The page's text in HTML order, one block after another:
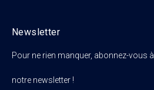
Pour ne rien manquer, abonnez-vous à
notre newsletter !
Newsletter